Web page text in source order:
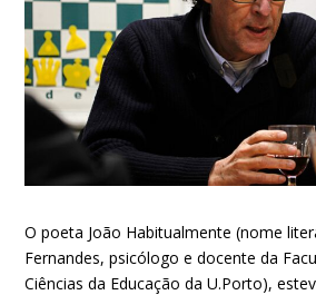
O poeta João Habitualmente (nome
Fernandes, psicólogo e docente da
Ciências da Educação da U.Porto),